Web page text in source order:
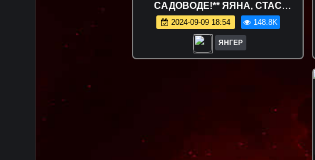
САДОВОДЕ!** ЯЯНА, СТАС
КАЦУКИ, МАША И РОБЕРТ
2024-09-09 18:54 148.8K
ЯНГЕР